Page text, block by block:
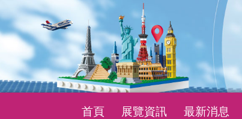
首頁 展覽資訊 最新消息